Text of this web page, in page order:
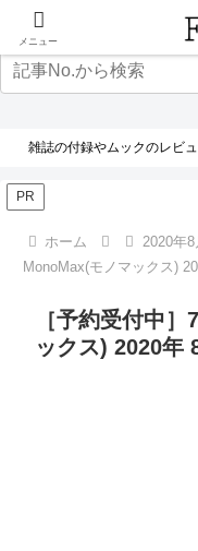
雑誌の付録やムックのレビ
PR
ホーム 2020年8
MonoMax(モノマックス)
［予約受付中
ックス) 2020年
メニュー